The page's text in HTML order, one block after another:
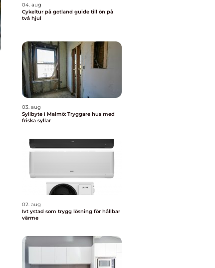
04. aug
Cykeltur på gotland guide till ön på
två hjul
03. aug
Syllbyte i Malmö: Tryggare hus med
friska syllar
02. aug
Ivt ystad som trygg lösning för hållbar
värme